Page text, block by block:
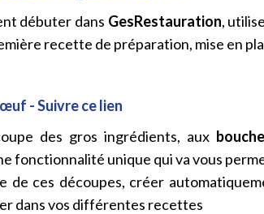
débuter dans GesRestauration,
recette de préparation, mise en
- Suivre ce lien
des gros ingrédients, aux
fonctionnalité unique qui va vous
de ces découpes, créer
dans vos différentes recettes